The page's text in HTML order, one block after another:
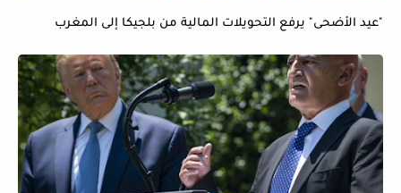
"عيد الأضحى" يرفع التحويلات المالية من بلجيكا إلى المغرب